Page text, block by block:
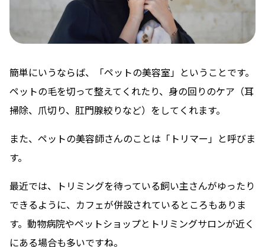
簡単にいうならば、「ペットの美容室」ということです。
ペットの毛を切って整えてくれたり、身の回りのケア（耳
掃除、爪切り、肛門腺絞りなど）をしてくれます。
また、ペットの美容師さんのことは「トリマー」と呼びま
す。
最近では、トリミングを待っている飼い主さんがゆったり
できるように、カフェが併設されているところもありま
す。動物病院やペットショップとトリミングサロンが近く
にある場合も多いですね。